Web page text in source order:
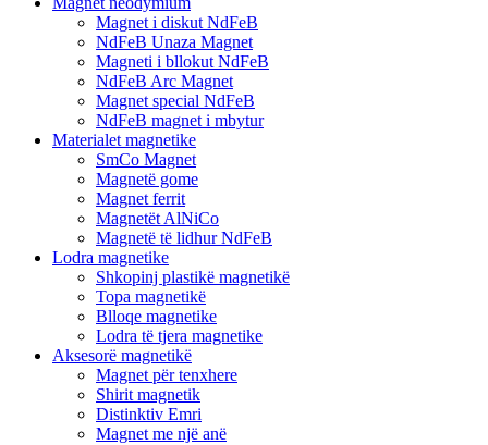
Magnet i diskut NdFeB
NdFeB Unaza Magnet
Magneti i bllokut NdFeB
NdFeB Arc Magnet
Magnet special NdFeB
NdFeB magnet i mbytur
Materialet magnetike
SmCo Magnet
Magnetë gome
Magnet ferrit
Magnetët AlNiCo
Magnetë të lidhur NdFeB
Lodra magnetike
Shkopinj plastikë magnetikë
Topa magnetikë
Blloqe magnetike
Lodra të tjera magnetike
Aksesorë magnetikë
Magnet për tenxhere
Shirit magnetik
Distinktiv Emri
Magnet me një anë